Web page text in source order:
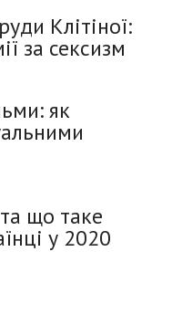
Клітіної:
за сексизм
як
що таке
у 2020